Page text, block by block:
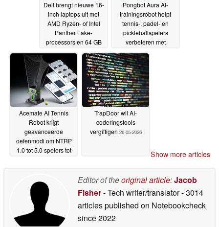
Dell brengt nieuwe 16-
inch laptops uit met
AMD Ryzen- of Intel
Panther Lake-
processors en 64 GB
30-05-
Pongbot Aura AI-
trainingsrobot helpt
tennis-, padel- en
pickleballspelers
verbeteren met
trainingssessies
2026
Acemate AI Tennis
Robot krijgt
geavanceerde
oefenmodi om NTRP
1.0 tot 5.0 spelers tot
TrapDoor wil AI-
coderingstools
vergiftigen 26-05-2026
Show more articles
Editor of theoriginal article:Jacob
Fisher- Tech writer/translator- 3014
articles published on Notebookcheck
since 2022